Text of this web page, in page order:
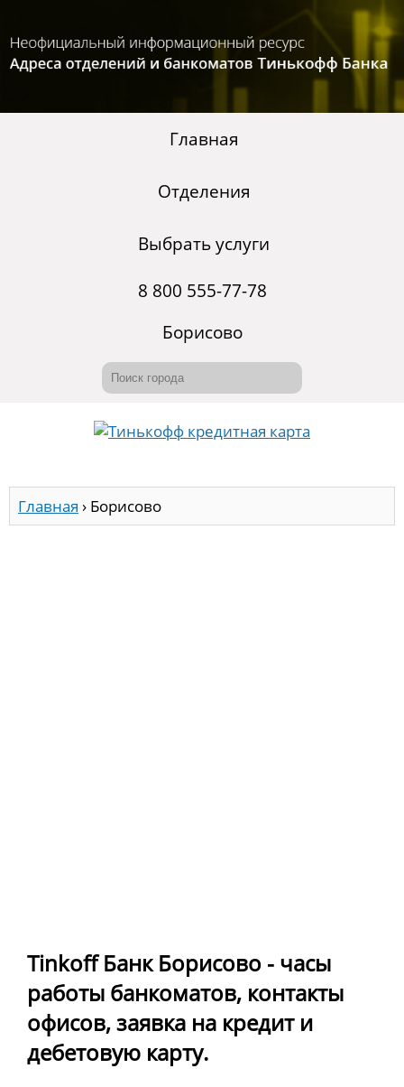
Главная
Отделения
Выбрать услуги
8 800 555-77-78
Борисово
Главная › Борисово
Tinkoff Банк Борисово - часы
работы банкоматов, контакты
офисов, заявка на кредит и
дебетовую карту.